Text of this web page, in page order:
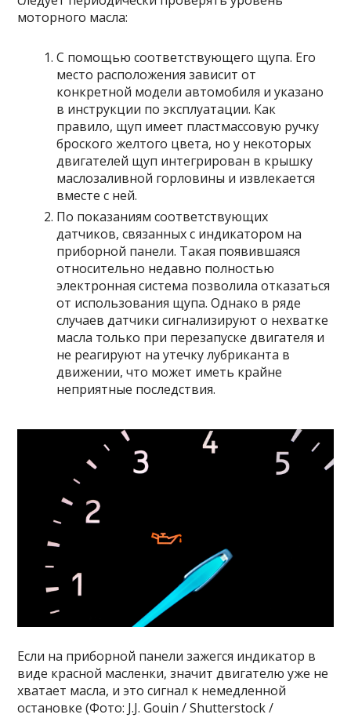
моторного масла:
С помощью соответствующего щупа. Его
место расположения зависит от
конкретной модели автомобиля и указано
в инструкции по эксплуатации. Как
правило, щуп имеет пластмассовую ручку
броского желтого цвета, но у некоторых
двигателей щуп интегрирован в крышку
маслозаливной горловины и извлекается
вместе с ней.
По показаниям соответствующих
датчиков, связанных с индикатором на
приборной панели. Такая появившаяся
относительно недавно полностью
электронная система позволила отказаться
от использования щупа. Однако в ряде
случаев датчики сигнализируют о нехватке
масла только при перезапуске двигателя и
не реагируют на утечку лубриканта в
движении, что может иметь крайне
неприятные последствия.
Если на приборной панели зажегся индикатор в
виде красной масленки, значит двигателю уже не
хватает масла, и это сигнал к немедленной
остановке (Фото: J.J. Gouin / Shutterstock /